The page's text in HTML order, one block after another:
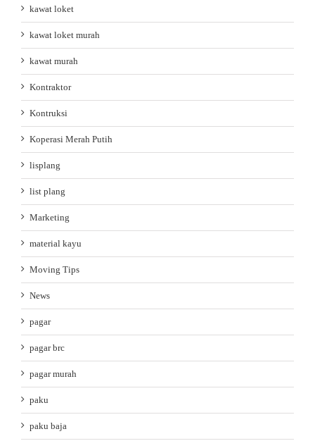
kawat loket
kawat loket murah
kawat murah
Kontraktor
Kontruksi
Koperasi Merah Putih
lisplang
list plang
Marketing
material kayu
Moving Tips
News
pagar
pagar brc
pagar murah
paku
paku baja